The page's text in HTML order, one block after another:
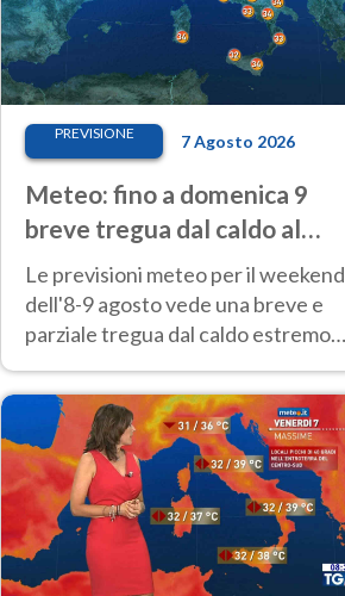
PREVISIONE 7 Agosto 2026
Meteo: fino a domenica 9
breve tregua dal caldo al
Nord! Altrove calura e afa
Le previsioni meteo per il weekend
dell'8-9 agosto vede una breve e
parziale tregua dal caldo estremo
40 gradi.